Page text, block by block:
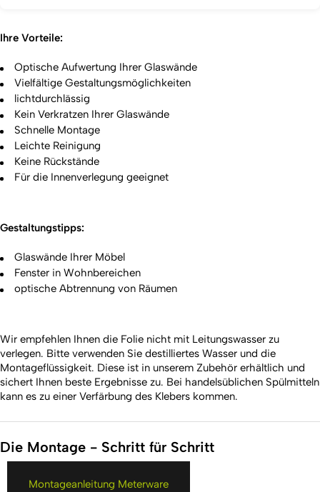
Ihre Vorteile:
Optische Aufwertung Ihrer Glaswände
Vielfältige Gestaltungsmöglichkeiten
lichtdurchlässig
Kein Verkratzen Ihrer Glaswände
Schnelle Montage
Leichte Reinigung
Keine Rückstände
Für die Innenverlegung geeignet
Gestaltungstipps:
Glaswände Ihrer Möbel
Fenster in Wohnbereichen
optische Abtrennung von Räumen
Wir empfehlen Ihnen die Folie nicht mit Leitungswasser zu
verlegen. Bitte verwenden Sie destilliertes Wasser und die
Montageflüssigkeit. Diese ist in unserem Zubehör erhältlich und
sichert Ihnen beste Ergebnisse zu. Bei handelsüblichen Spülmitteln
kann es zu einer Verfärbung des Klebers kommen.
Die Montage - Schritt für Schritt
Montageanleitung Meterware